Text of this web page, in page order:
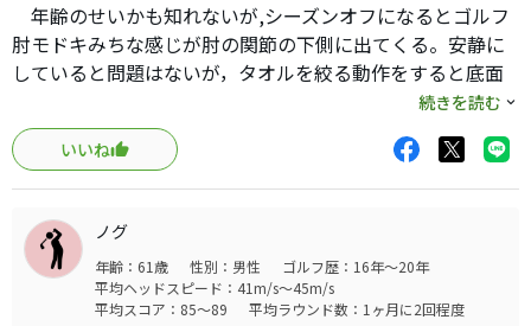
年齢のせいかも知れないが,シーズンオフになるとゴルフ
肘モドキみちな感じが肘の関節の下側に出てくる。安静に
していると問題はないが，タオルを絞る動作をすると底面
に鈍痛がある。そこで衝撃吸収力のあるこのグリップをウ
ッドとユーテリティに装着してみている。
効果はオフに確かめられると思うけど，長年，ツアーベ
ルベットのいかにも合成ゴムとった感じと違って，多少硬
さはあるが，グリップ力は遜色ない感じである。肘への影
響が軽減されるなら，来シーズンはアイアンにも装着しよ
うと思っている。
因みに色はブルーにした。
続きを読む
いいね
ノグ
年齢：61歳 性別：男性
ゴルフ歴：16年～20年
平均ヘッドスピード：41m/s～45m/s
平均スコア：85～89
平均ラウンド数：1ヶ月に2回程度